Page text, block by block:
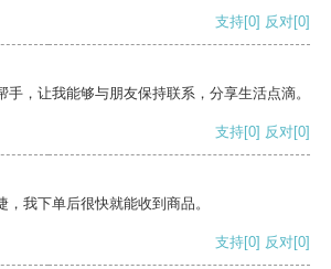
支持[0] 反对[0]
手，让我能够与朋友保持联系，分享生活点滴。
支持[0] 反对[0]
我下单后很快就能收到商品。
支持[0] 反对[0]